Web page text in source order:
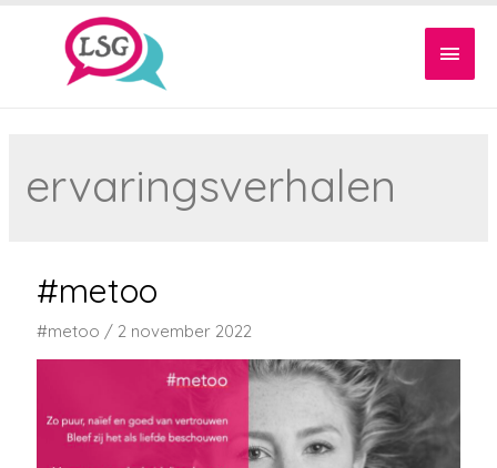
ervaringsverhalen
#metoo
#metoo / 2 november 2022